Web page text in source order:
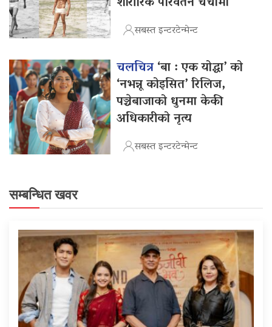
सबस्त इन्टरटेन्मेन्ट
चलचित्र‘बा : एक योद्धा’ को
‘नभन्नू कोइसित’ रिलिज,
पञ्चेबाजाको धुनमा केकी
अधिकारीको नृत्य
सबस्त इन्टरटेन्मेन्ट
सम्बन्धित खवर